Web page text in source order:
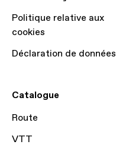
Politique relative aux
cookies
Déclaration de données
Catalogue
Route
VTT